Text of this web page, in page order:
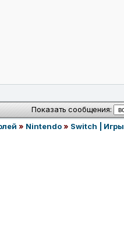
Показать сообщения:
» Nintendo» Switch | Игры